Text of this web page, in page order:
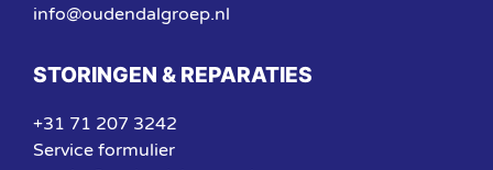
info@oudendalgroep.nl
STORINGEN & REPARATIES
+31 71 207 3242
Service formulier